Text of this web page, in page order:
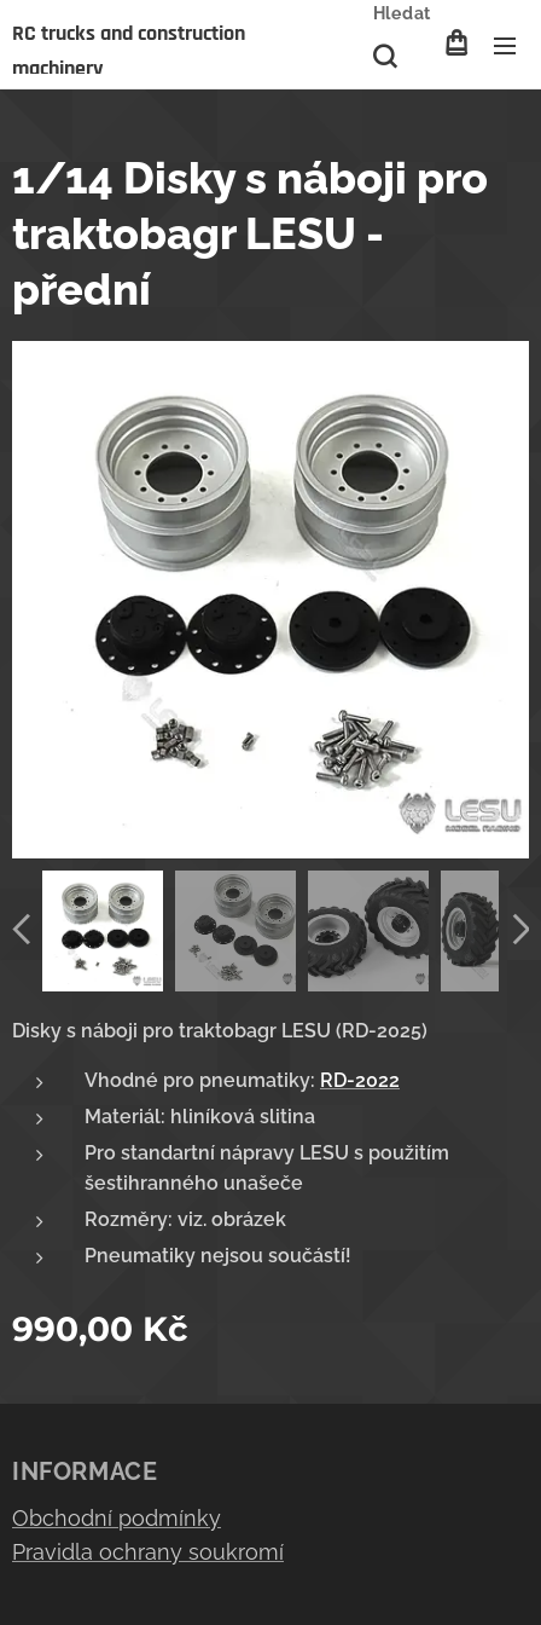
RC trucks and construction
machinery
Hledat
1/14 Disky s náboji pro
traktobagr LESU -
přední
Disky s náboji pro traktobagr LESU (RD-2025)
Vhodné pro pneumatiky: RD-2022
Materiál: hliníková slitina
Pro standartní nápravy LESU s použitím
šestihranného unašeče
Rozměry: viz. obrázek
Pneumatiky nejsou součástí!
990,00 Kč
INFORMACE
Obchodní podmínky
Pravidla ochrany soukromí